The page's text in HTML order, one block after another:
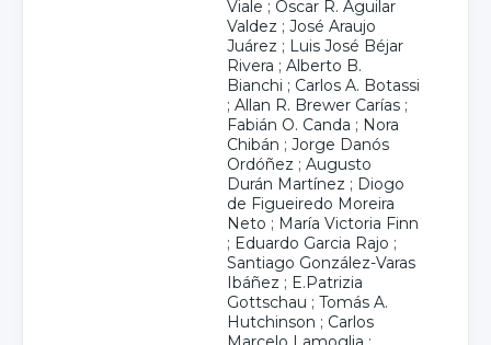
Viale ; Oscar R. Aguilar
Valdez ; José Araujo
Juárez ; Luis José Béjar
Rivera ; Alberto B.
Bianchi ; Carlos A. Botassi
; Allan R. Brewer Carías ;
Fabián O. Canda ; Nora
Chibán ; Jorge Danós
Ordóñez ; Augusto
Durán Martínez ; Diogo
de Figueiredo Moreira
Neto ; María Victoria Finn
; Eduardo Garcia Rajo ;
Santiago González-Varas
Ibáñez ; E.Patrizia
Gottschau ; Tomás A.
Hutchinson ; Carlos